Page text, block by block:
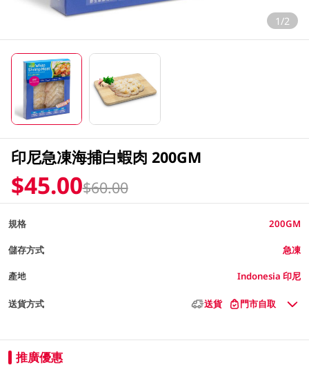
1/2
印尼急凍海捕白蝦肉 200GM
$45.00$60.00
規格 200GM
儲存方式 急凍
產地 Indonesia 印尼
送貨方式 送貨 門市自取
推廣優惠